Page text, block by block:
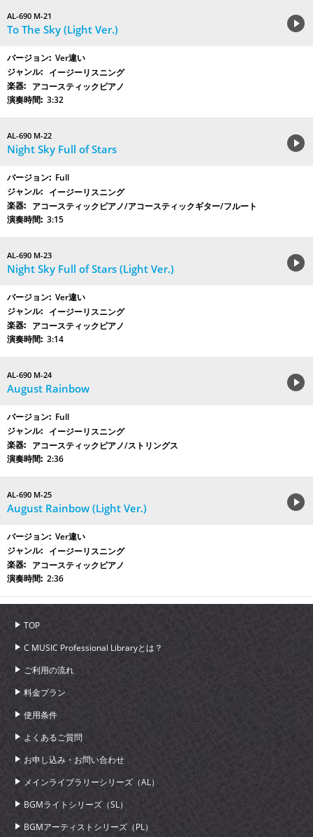
AL-690 M-21
To The Sky (Light Ver.)
Ver違い
イージーリスニング
アコースティックピアノ
3:32
AL-690 M-22
Night Sky Full of Stars
Full
イージーリスニング
アコースティックピアノ/アコースティックギター/フルート
3:15
AL-690 M-23
Night Sky Full of Stars (Light Ver.)
Ver違い
イージーリスニング
アコースティックピアノ
3:14
AL-690 M-24
August Rainbow
Full
イージーリスニング
アコースティックピアノ/ストリングス
2:36
AL-690 M-25
August Rainbow (Light Ver.)
Ver違い
イージーリスニング
アコースティックピアノ
2:36
TOP
C MUSIC Professional Libraryとは？
ご利用の流れ
料金プラン
使用条件
よくあるご質問
お申し込み・お問い合わせ
メインライブラリーシリーズ（AL）
BGMライトシリーズ（SL）
BGMアーティストシリーズ（PL）